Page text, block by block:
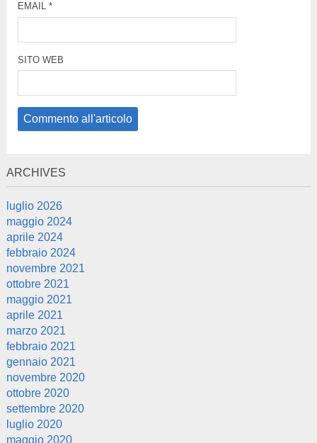
EMAIL *
SITO WEB
ARCHIVES
luglio 2026
maggio 2024
aprile 2024
febbraio 2024
novembre 2021
ottobre 2021
maggio 2021
aprile 2021
marzo 2021
febbraio 2021
gennaio 2021
novembre 2020
ottobre 2020
settembre 2020
luglio 2020
maggio 2020